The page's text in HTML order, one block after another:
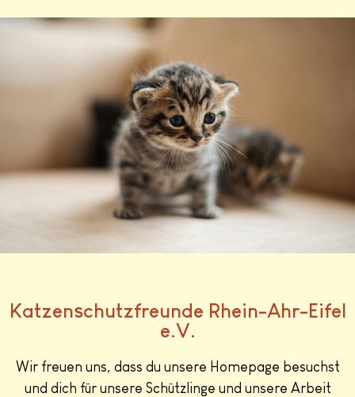
Katzenschutzfreunde Rhein-Ahr-Eifel
e.V.
Wir freuen uns, dass du unsere Homepage besuchst
und dich für unsere Schützlinge und unsere Arbeit